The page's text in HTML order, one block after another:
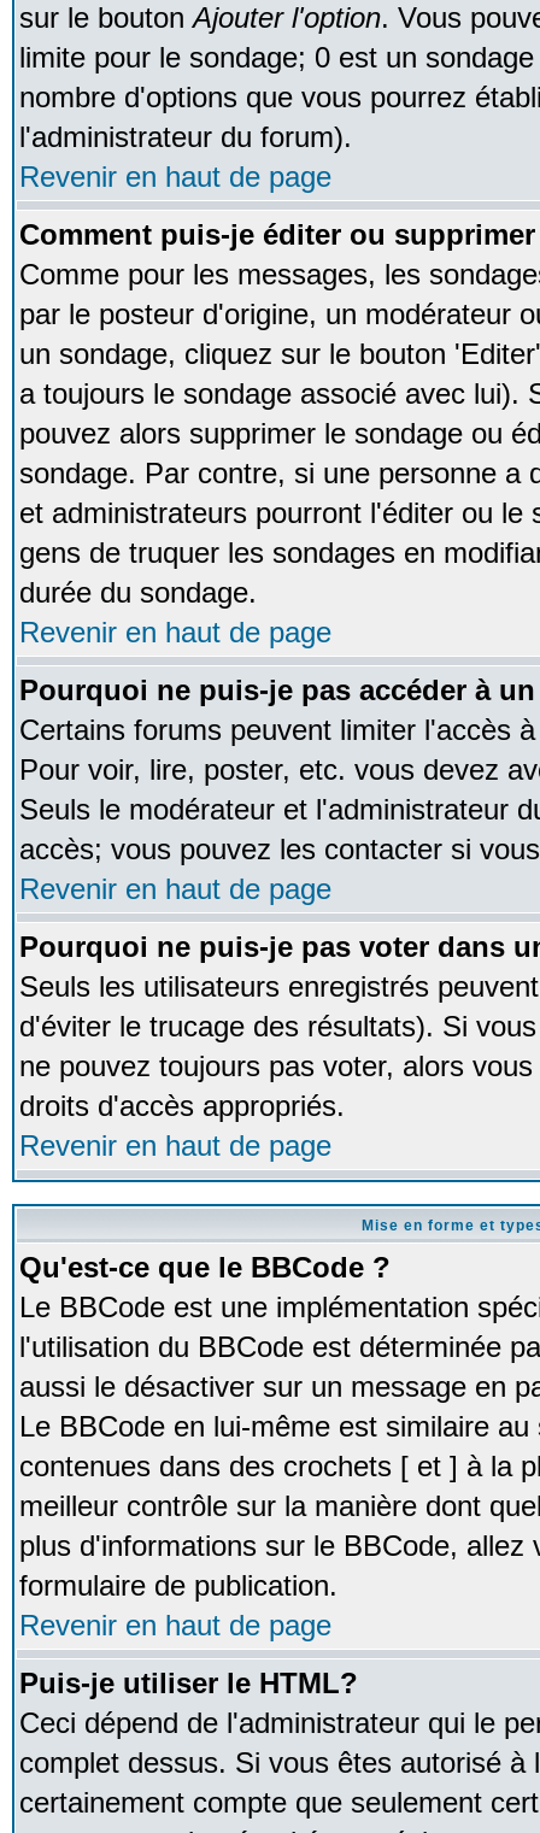
sur le boutonAjouter l'option. Vous
limite pour le sondage; 0 est un
nombre d'options que vous pourrez
l'administrateur du forum).
Revenir en haut de page
Comment puis-je éditer ou
Comme pour les messages, les
par le posteur d'origine, un modérateur
un sondage, cliquez sur le bouton
a toujours le sondage associé avec lui).
pouvez alors supprimer le sondage ou
sondage. Par contre, si une personne a
et administrateurs pourront l'éditer ou le
gens de truquer les sondages en
durée du sondage.
Revenir en haut de page
Pourquoi ne puis-je pas accéder à
Certains forums peuvent limiter l'accès
Pour voir, lire, poster, etc. vous devez
Seuls le modérateur et l'administrateur
accès; vous pouvez les contacter si
Revenir en haut de page
Pourquoi ne puis-je pas voter dans
Seuls les utilisateurs enregistrés
d'éviter le trucage des résultats). Si
ne pouvez toujours pas voter, alors
droits d'accès appropriés.
Revenir en haut de page
Mise en forme et
Qu'est-ce que le BBCode ?
Le BBCode est une implémentation
l'utilisation du BBCode est déterminée
aussi le désactiver sur un message en
Le BBCode en lui-même est similaire
contenues dans des crochets [ et ] à la
meilleur contrôle sur la manière dont
plus d'informations sur le BBCode,
formulaire de publication.
Revenir en haut de page
Puis-je utiliser le HTML?
Ceci dépend de l'administrateur qui le
complet dessus. Si vous êtes autorisé à
certainement compte que seulement